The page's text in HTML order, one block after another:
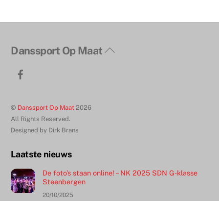
Terug
Danssport Op Maat
© Danssport Op Maat 2026
All Rights Reserved.
Designed by Dirk Brans
Laatste nieuws
De foto’s staan online! – NK 2025 SDN G-klasse
Steenbergen
20/10/2025